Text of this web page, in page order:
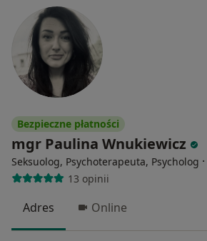
Bezpieczne płatności
mgr Paulina Wnukiewicz
Seksuolog, Psychoterapeuta, Psycholog ·
13 opinii
Adres Online